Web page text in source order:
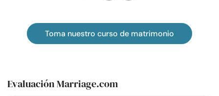
Toma nuestro curso de matrimonio
Evaluación Marriage.com